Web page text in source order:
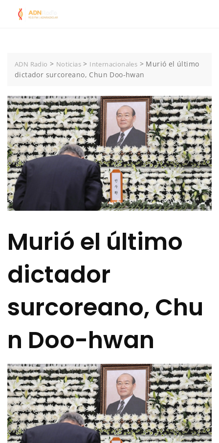
ADN Radio > Noticias > Internacionales > Murió el último
dictador surcoreano, Chun Doo-hwan
Murió el último
dictador
surcoreano, Chu
n Doo-hwan